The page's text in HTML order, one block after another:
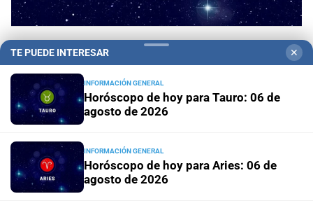
Panorama astrológico
Horóscopo de hoy 6 de
agosto de 2026
Horóscopo del díaHoróscopo de hoy para Piscis: 06 de
agosto de 2026
Horóscopo del díaHoróscopo de hoy para Acuario: 06
de agosto de 2026
TE PUEDE INTERESAR ✕
INFORMACIÓN GENERAL
Horóscopo de hoy para Tauro: 06 de
agosto de 2026
INFORMACIÓN GENERAL
Horóscopo de hoy para Aries: 06 de
agosto de 2026